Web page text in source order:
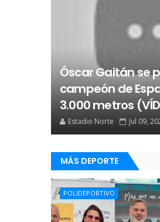
Óscar Gaitán se
campeón de
3.000 metros
Estadio Norte Jul 09,
MÁS DEPORTE
POLIDEPORTIVO